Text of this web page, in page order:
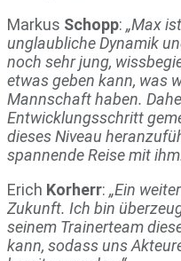
Markus Schopp: „Max
unglaubliche Dynamik
noch sehr jung,
etwas geben kann, was
Mannschaft haben.
Entwicklungsschritt
dieses Niveau
spannende Reise mit
Erich Korherr: „Ein
Zukunft. Ich bin
seinem Trainerteam
kann, sodass uns